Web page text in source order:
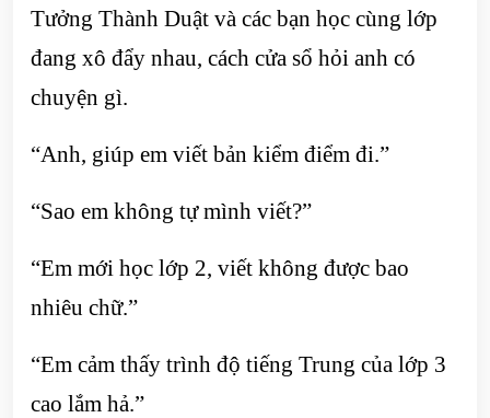
Tưởng Thành Duật và các bạn học cùng lớp
đang xô đẩy nhau, cách cửa sổ hỏi anh có
chuyện gì.
“Anh, giúp em viết bản kiểm điểm đi.”
“Sao em không tự mình viết?”
“Em mới học lớp 2, viết không được bao
nhiêu chữ.”
“Em cảm thấy trình độ tiếng Trung của lớp 3
cao lắm hả.”